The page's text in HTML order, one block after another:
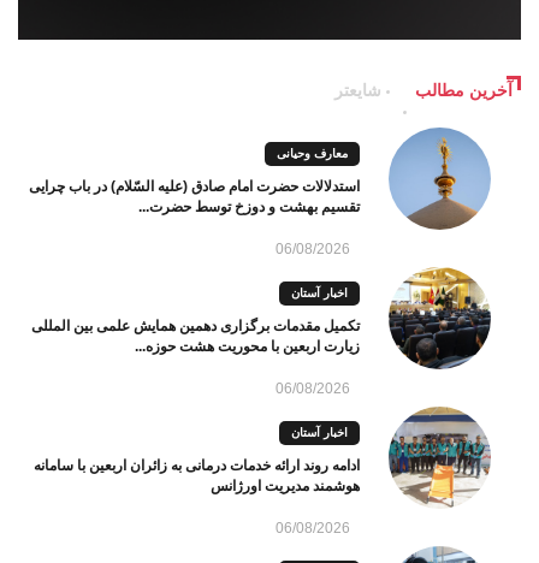
آخرین مطالب شایعتر
معارف وحیانی
استدلالات حضرت امام صادق (علیه السّلام) در باب چرایی
تقسیم بهشت و دوزخ توسط حضرت...
06/08/2026
اخبار آستان
تکمیل مقدمات برگزاری دهمین همایش علمی بین المللی
زیارت اربعین با محوریت هشت حوزه...
06/08/2026
اخبار آستان
ادامه روند ارائه خدمات درمانی به زائران اربعین با سامانه
هوشمند مدیریت اورژانس
06/08/2026